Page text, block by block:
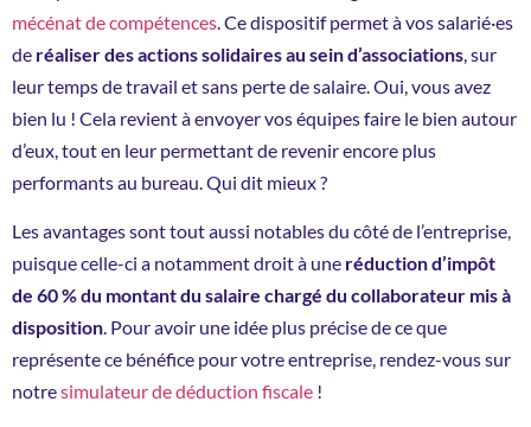
mécénat de compétences. Ce dispositif permet à vos salarié·es
de réaliser des actions solidaires au sein d’associations, sur
leur temps de travail et sans perte de salaire. Oui, vous avez
bien lu ! Cela revient à envoyer vos équipes faire le bien autour
d’eux, tout en leur permettant de revenir encore plus
performants au bureau. Qui dit mieux ?
Les avantages sont tout aussi notables du côté de l’entreprise,
puisque celle-ci a notamment droit à une réduction d’impôt
de 60 % du montant du salaire chargé du collaborateur mis à
disposition. Pour avoir une idée plus précise de ce que
représente ce bénéfice pour votre entreprise, rendez-vous sur
notresimulateur de déduction fiscale !